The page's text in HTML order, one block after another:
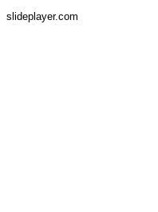
slideplayer.com